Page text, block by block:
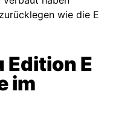
wie die E
Edition E
im